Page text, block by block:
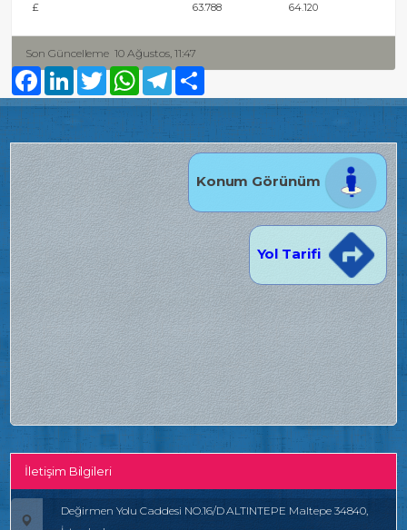
£ 63.788 64.120
Son Güncelleme 10 Ağustos, 11:47
Konum Görünüm
Yol Tarifi
İletişim Bilgileri
Değirmen Yolu Caddesi NO.16/D ALTINTEPE Maltepe 34840,
FacebookLinkedInTwitterWhatsAppTelegramShare